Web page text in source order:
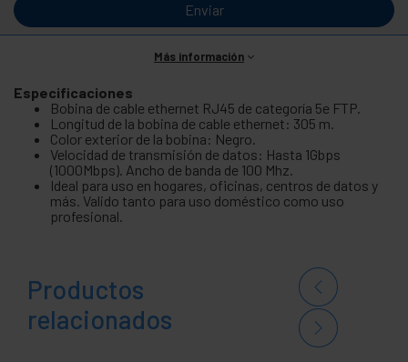
Enviar
Más información
Especificaciones
Bobina de cable ethernet RJ45 de categoría 5e FTP.
Longitud de la bobina de cable ethernet: 305 m.
Color exterior de la bobina: Negro.
Velocidad de transmisión de datos: Hasta 1Gbps
(1000Mbps). Ancho de banda de 100 Mhz.
Ideal para uso en hogares, oficinas, centros de datos y
más. Valido tanto para uso doméstico como uso
profesional.
Productos
relacionados